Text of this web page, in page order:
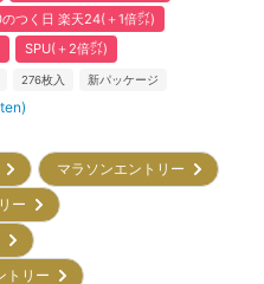
つく日 楽天24(＋1倍㌽)
SPU(＋2倍㌽)
276枚入 新パッケージ
マラソンエントリー
リー
トリー